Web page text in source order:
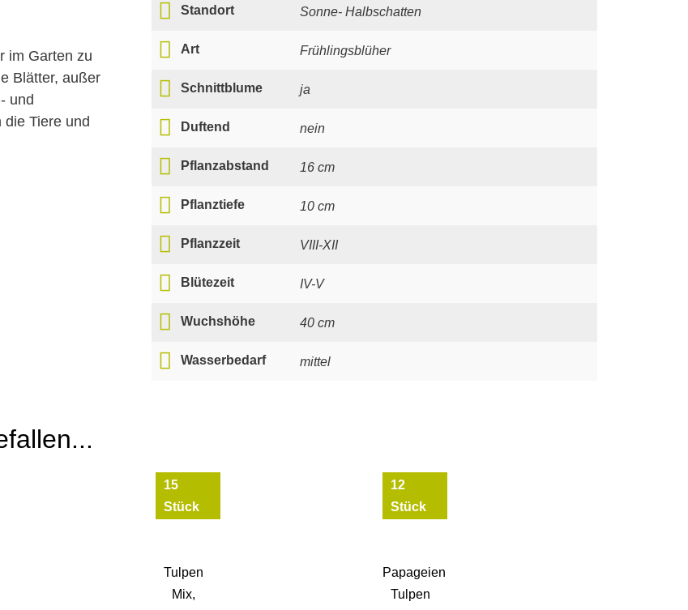
im Garten zu
Blätter, außer
und
Tiere und
Standort Sonne- Halbschatten
Art Frühlingsblüher
Schnittblume ja
Duftend nein
Pflanzabstand 16 cm
Pflanztiefe 10 cm
Pflanzzeit VIII-XII
Blütezeit IV-V
Wuchshöhe 40 cm
Wasserbedarf mittel
15
Stück
Tulpen
Mix,
12
Stück
Papageien
Tulpen